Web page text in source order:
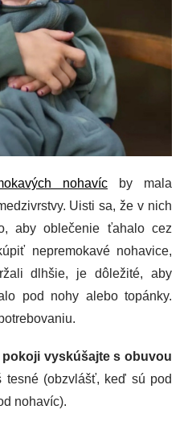
nohavíc by mala
Uisti sa, že v nich
aby oblečenie ťahalo cez
nepremokavé nohavice,
dlhšie, je dôležité, aby
pod nohy alebo topánky.
vyskúšajte s obuvou
(obzvlášť, keď sú pod
nohavíc).